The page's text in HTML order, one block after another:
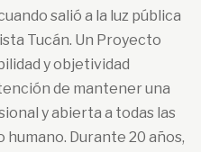
salió a la luz pública
Tucán. Un Proyecto
y objetividad
de mantener una
y abierta a todas las
Durante 20 años,